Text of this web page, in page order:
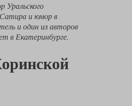
Уральского
и юмор в
и один из авторов
в Екатеринбурге.